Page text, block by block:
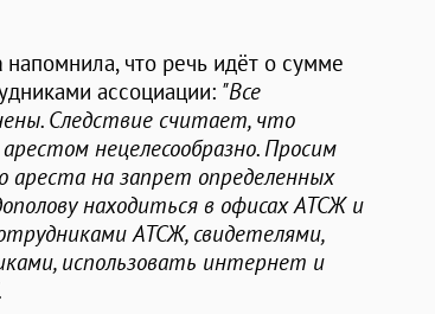
напомнила, что речь идёт о сумме
ассоциации: "Все
Следствие считает, что
нецелесообразно. Просим
ареста на запрет определенных
находиться в офисах АТСЖ и
АТСЖ, свидетелями,
использовать интернет и